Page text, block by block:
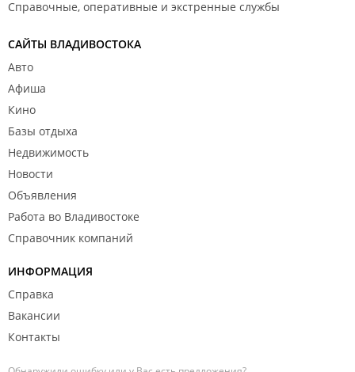
Справочные, оперативные и экстренные службы
САЙТЫ ВЛАДИВОСТОКА
Авто
Афиша
Кино
Базы отдыха
Недвижимость
Новости
Объявления
Работа во Владивостоке
Справочник компаний
ИНФОРМАЦИЯ
Справка
Вакансии
Контакты